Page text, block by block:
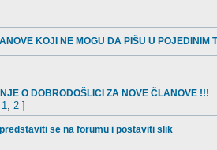
KOJI NE MOGU DA PIŠU U POJEDINIM
O DOBRODOŠLICI ZA NOVE ČLANOVE !!!
1, 2 ]
se na forumu i postaviti slik